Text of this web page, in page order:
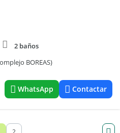
2 baños
BOREAS)
WhatsApp Contactar